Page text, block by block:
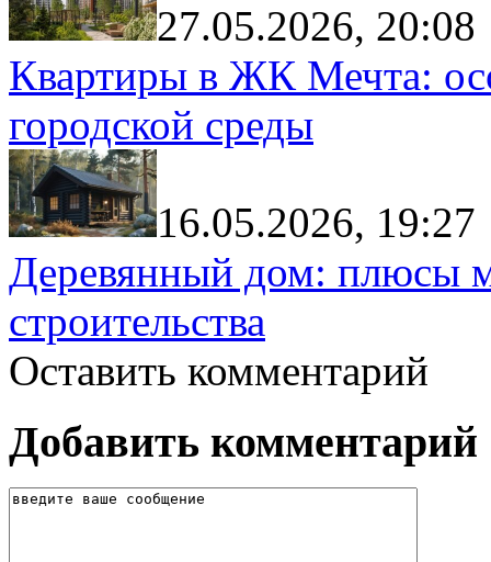
27.05.2026, 20:08
Квартиры в ЖК Мечта:
городской среды
16.05.2026, 19:27
Деревянный дом: плюсы
строительства
Оставить комментарий
Добавить комментарий